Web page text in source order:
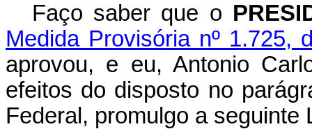
Faço saber que o
Medida Provisória nº 1.725,
aprovou, e eu, Antonio
efeitos do disposto no
Federal, promulgo a seguinte